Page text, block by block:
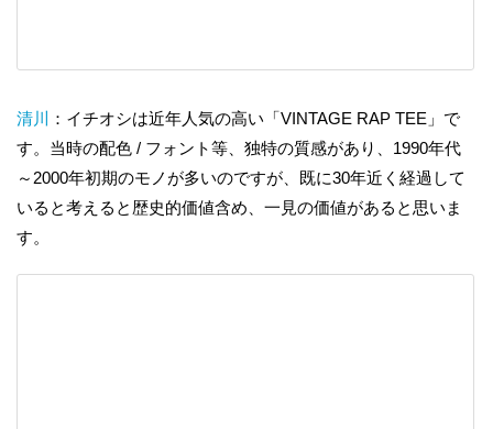
清川
：イチオシは近年人気の高い「VINTAGE RAP TEE」で
す。当時の配色 / フォント等、独特の質感があり、1990年代
～2000年初期のモノが多いのですが、既に30年近く経過して
いると考えると歴史的価値含め、一見の価値があると思いま
す。